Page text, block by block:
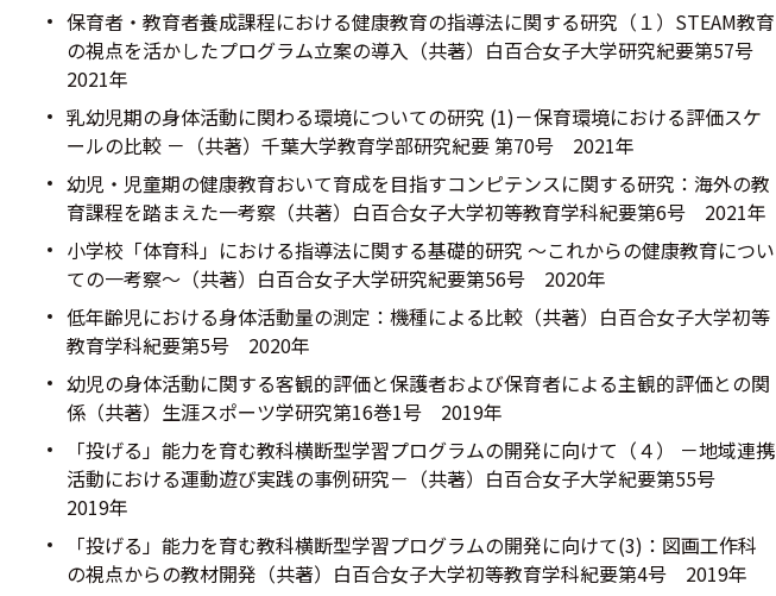
保育者・教育者養成課程における健康教育の指導法に関する研究（１）STEAM教育
の視点を活かしたプログラム立案の導入（共著）白百合女子大学研究紀要第57号
2021年
乳幼児期の身体活動に関わる環境についての研究 (1)－保育環境における評価スケ
ールの比較 －（共著）千葉大学教育学部研究紀要 第70号 2021年
幼児・児童期の健康教育おいて育成を目指すコンピテンスに関する研究：海外の教
育課程を踏まえた一考察（共著）白百合女子大学初等教育学科紀要第6号 2021年
小学校「体育科」における指導法に関する基礎的研究 ～これからの健康教育につい
ての一考察～（共著）白百合女子大学研究紀要第56号 2020年
低年齢児における身体活動量の測定：機種による比較（共著）白百合女子大学初等
教育学科紀要第5号 2020年
幼児の身体活動に関する客観的評価と保護者および保育者による主観的評価との関
係（共著）生涯スポーツ学研究第16巻1号 2019年
「投げる」能力を育む教科横断型学習プログラムの開発に向けて（４） －地域連携
活動における運動遊び実践の事例研究－（共著）白百合女子大学紀要第55号
2019年
「投げる」能力を育む教科横断型学習プログラムの開発に向けて(3)：図画工作科
の視点からの教材開発（共著）白百合女子大学初等教育学科紀要第4号 2019年